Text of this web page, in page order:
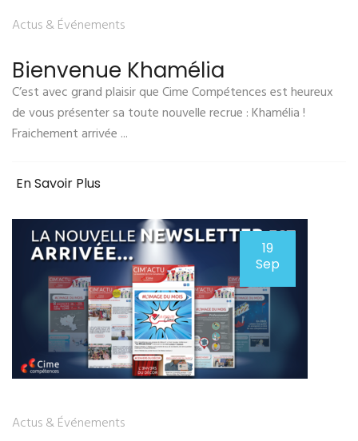
Actus & Événements
Bienvenue Khamélia
C’est avec grand plaisir que Cime Compétences est heureux
de vous présenter sa toute nouvelle recrue : Khamélia !
Fraichement arrivée ...
En Savoir Plus
19
Sep
Actus & Événements